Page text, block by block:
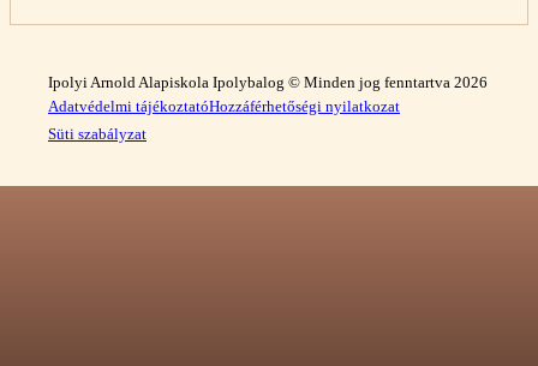
Ipolyi Arnold Alapiskola Ipolybalog © Minden jog fenntartva 2026
Adatvédelmi tájékoztatóHozzáférhetőségi nyilatkozat
Süti szabályzat